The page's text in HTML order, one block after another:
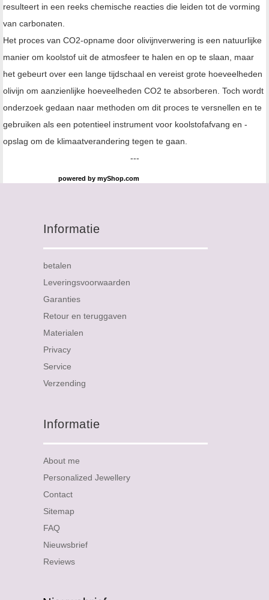
powered by myShop.com
resulteert in een reeks chemische reacties die leiden tot de vorming
van carbonaten.
Het proces van CO2-opname door olivijnverwering is een natuurlijke
manier om koolstof uit de atmosfeer te halen en op te slaan, maar
het gebeurt over een lange tijdschaal en vereist grote hoeveelheden
olivijn om aanzienlijke hoeveelheden CO2 te absorberen. Toch wordt
onderzoek gedaan naar methoden om dit proces te versnellen en te
gebruiken als een potentieel instrument voor koolstofafvang en -
opslag om de klimaatverandering tegen te gaan.
---
Informatie
betalen
Leveringsvoorwaarden
Garanties
Retour en teruggaven
Materialen
Privacy
Service
Verzending
Informatie
About me
Personalized Jewellery
Contact
Sitemap
FAQ
Nieuwsbrief
Reviews